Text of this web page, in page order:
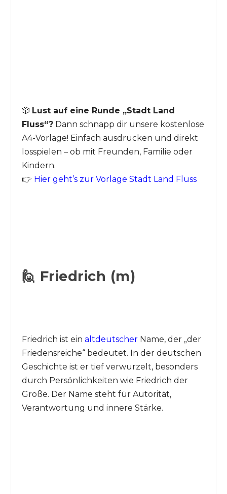
🎲 Lust auf eine Runde „Stadt Land
Fluss“?Dann schnapp dir unsere kostenlose
A4-Vorlage! Einfach ausdrucken und direkt
losspielen – ob mit Freunden, Familie oder
Kindern.
👉 Hier geht’s zur Vorlage Stadt Land Fluss
🙋 Friedrich (m)
Friedrich ist ein altdeutscherName, der „der
Friedensreiche“ bedeutet. In der deutschen
Geschichte ist er tief verwurzelt, besonders
durch Persönlichkeiten wie Friedrich der
Große. Der Name steht für Autorität,
Verantwortung und innere Stärke.